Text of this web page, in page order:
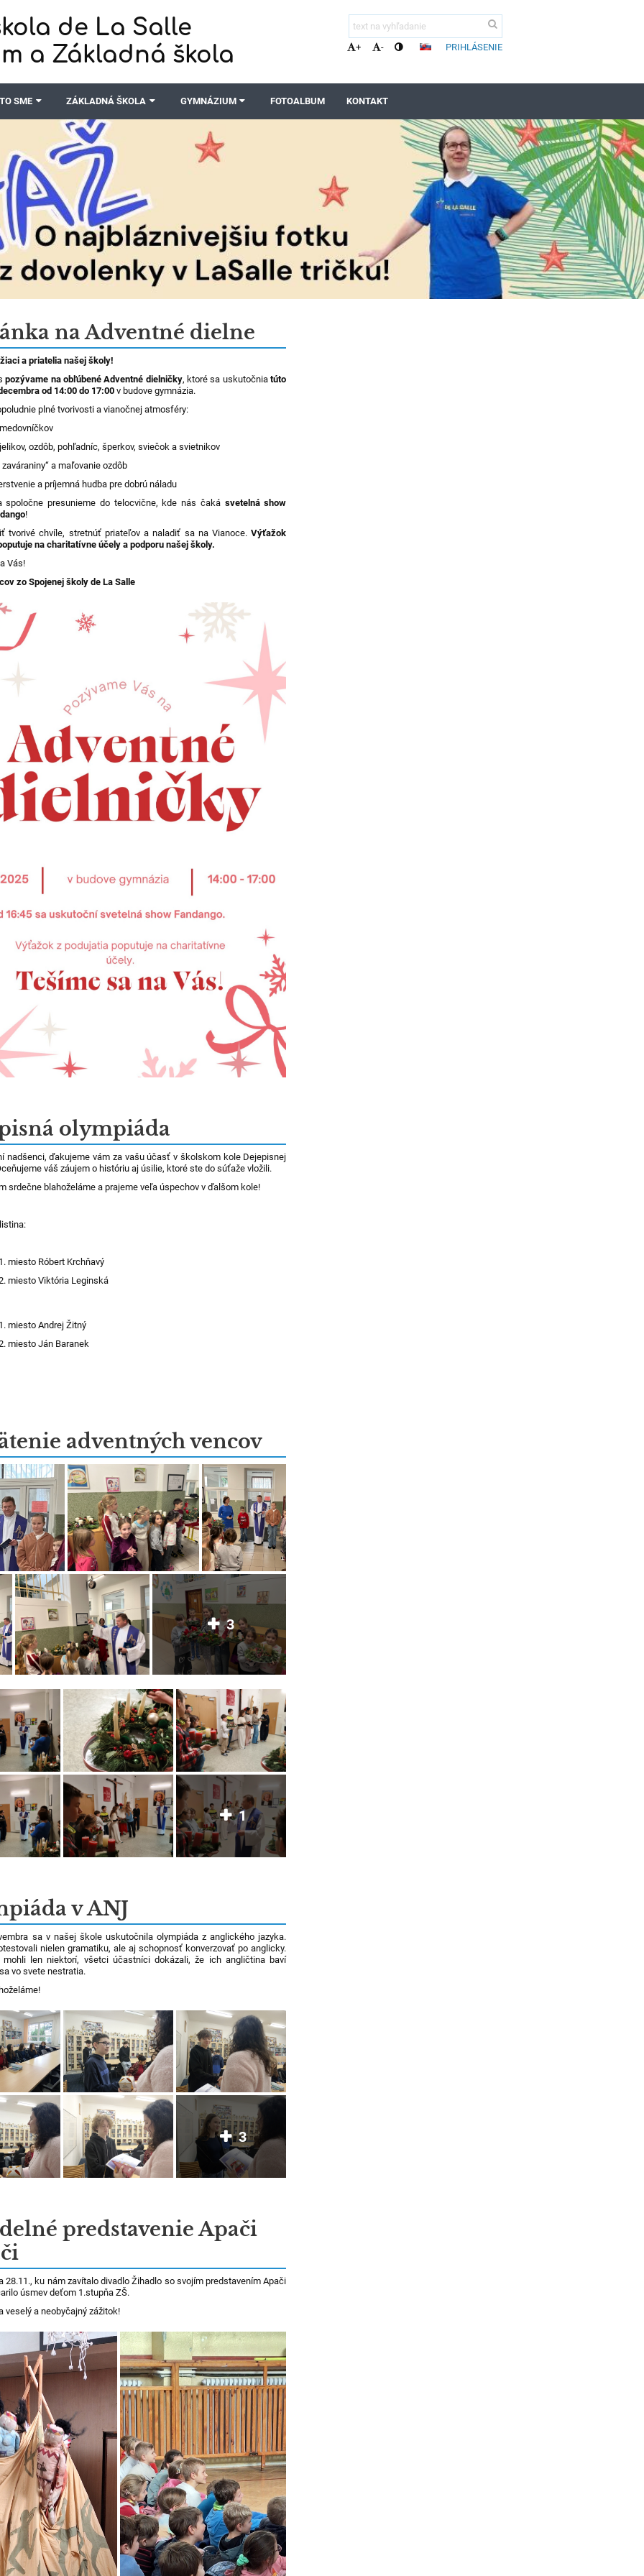
de La Salle
a Základná škola
+ - PRIHLÁSENIE
SME ZÁKLADNÁ ŠKOLA GYMNÁZIUM FOTOALBUM KONTAKT
na Adventné dielne
a priatelia našej školy!
pozývame na obľúbené Adventné dielničky, ktoré sa uskutočniatúto
od 14:00 do 17:00 v budove gymnázia.
plné tvorivosti a vianočnej atmosféry:
ozdôb, pohľadníc, šperkov, sviečok a svietnikov
zaváraniny“ a maľovanie ozdôb
a príjemná hudba pre dobrú náladu
spoločne presunieme do telocvične, kde nás čaká svetelná show
!
tvorivé chvíle, stretnúť priateľov a naladiť sa na Vianoce.Výťažok
na charitatívne účely a podporu našej školy.
Vás!
zo Spojenej školy de La Salle
olympiáda
nadšenci, ďakujeme vám za vašu účasť v školskom kole Dejepisnej
váš záujem o históriu aj úsilie, ktoré ste do súťaže vložili.
srdečne blahoželáme a prajeme veľa úspechov v ďalšom kole!
miesto Róbert Krchňavý
miesto Viktória Leginská
miesto Andrej Žitný
miesto Ján Baranek
adventných vencov
3
1
v ANJ
sa v našej škole uskutočnila olympiáda z anglického jazyka.
nielen gramatiku, ale aj schopnosť konverzovať po anglicky.
mohli len niektorí, všetci účastníci dokázali, že ich angličtina baví
vo svete nestratia.
3
predstavenie Apači
28.11., ku nám zavítalo divadlo Žihadlo so svojím predstavením Apači
úsmev deťom 1.stupňa ZŠ.
veselý a neobyčajný zážitok!